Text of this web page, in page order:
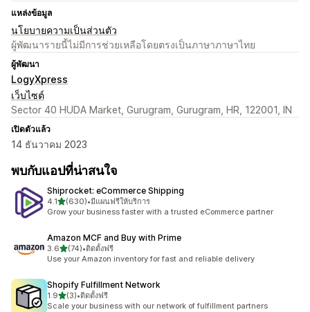
แหล่งข้อมูล
นโยบายความเป็นส่วนตัว
ผู้พัฒนารายนี้ไม่มีการช่วยเหลือโดยตรงเป็นภาษาภาษาไทย
ผู้พัฒนา
LogyXpress
เว็บไซต์
Sector 40 HUDA Market, Gurugram, Gurugram, HR, 122001, IN
เปิดตัวแล้ว
14 ธันวาคม 2023
พบกับแอปที่น่าสนใจ
Shiprocket: eCommerce Shipping
4.1เต็ม 5 ดาว
(630)
ทั้งหมด 630 รีวิว
•มีแผนฟรีให้บริการ
Grow your business faster with a trusted eCommerce partner
Amazon MCF and Buy with Prime
3.6เต็ม 5 ดาว
(74)
ทั้งหมด 74 รีวิว
•ติดตั้งฟรี
Use your Amazon inventory for fast and reliable delivery
Shopify Fulfillment Network
1.9เต็ม 5 ดาว
(3)
ทั้งหมด 3 รีวิว
•ติดตั้งฟรี
Scale your business with our network of fulfillment partners